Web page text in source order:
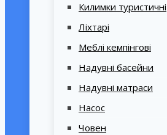
Килимки туристичні
Ліхтарі
Меблі кемпінгові
Надувні басейни
Надувні матраси
Насос
Човен